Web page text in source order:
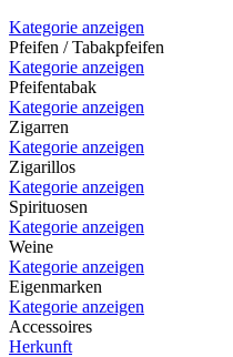
Kategorie anzeigen
Pfeifen / Tabakpfeifen
Kategorie anzeigen
Pfeifentabak
Kategorie anzeigen
Zigarren
Kategorie anzeigen
Zigarillos
Kategorie anzeigen
Spirituosen
Kategorie anzeigen
Weine
Kategorie anzeigen
Eigenmarken
Kategorie anzeigen
Accessoires
Herkunft